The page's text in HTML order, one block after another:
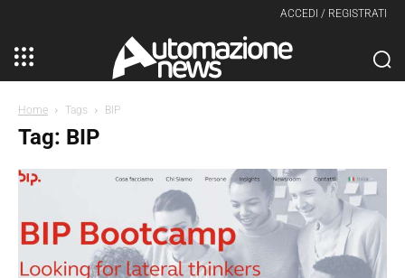
ACCEDI / REGISTRATI
Home Tags BIP
Tag: BIP